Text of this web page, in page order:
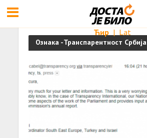
Ћир | Lat
Ознака -Транспарентност Србија